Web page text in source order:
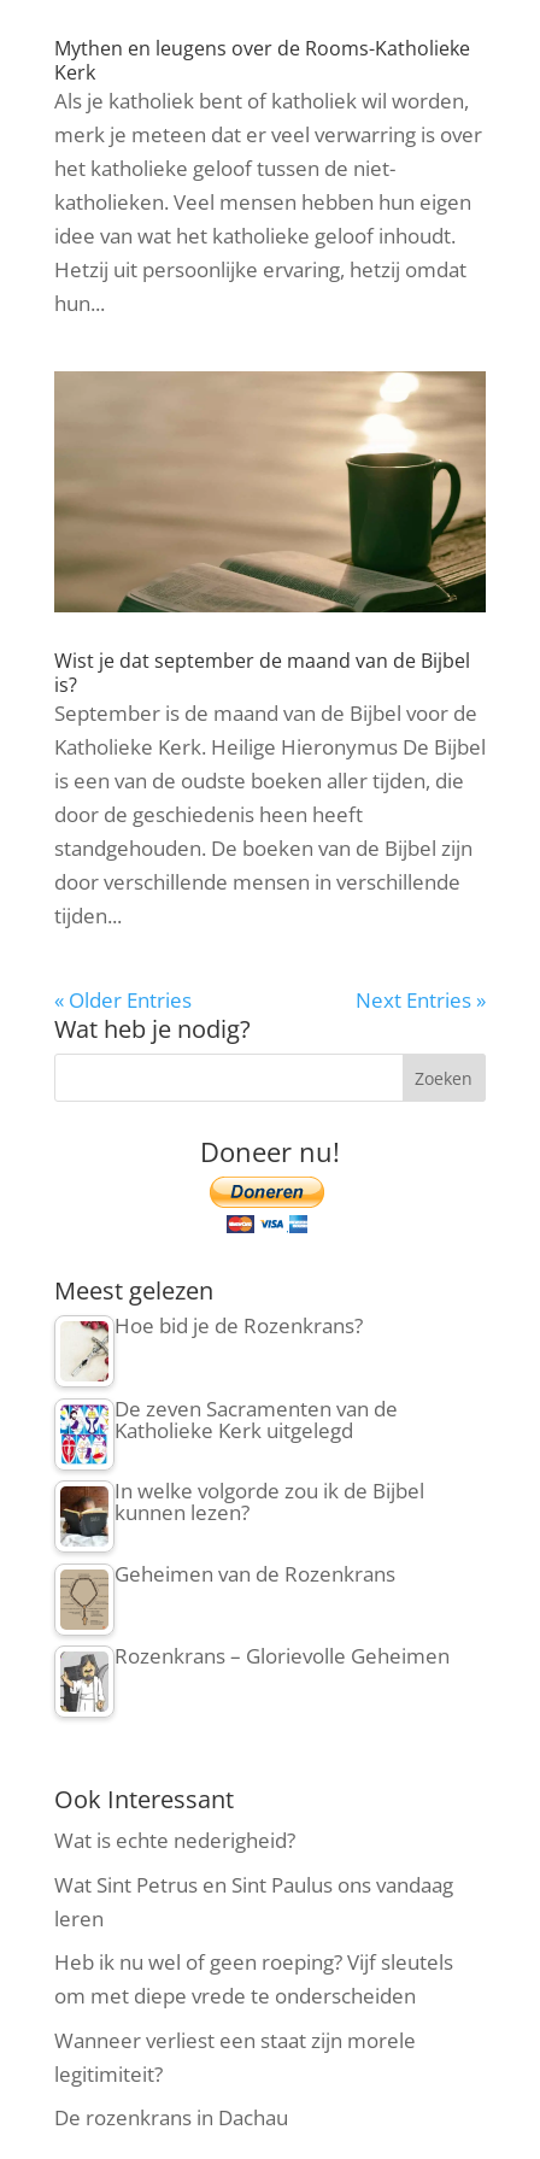
Mythen en leugens over de Rooms-Katholieke
Kerk
Als je katholiek bent of katholiek wil worden,
merk je meteen dat er veel verwarring is over
het katholieke geloof tussen de niet-
katholieken. Veel mensen hebben hun eigen
idee van wat het katholieke geloof inhoudt.
Hetzij uit persoonlijke ervaring, hetzij omdat
hun...
Wist je dat september de maand van de Bijbel
is?
September is de maand van de Bijbel voor de
Katholieke Kerk. Heilige Hieronymus De Bijbel
is een van de oudste boeken aller tijden, die
door de geschiedenis heen heeft
standgehouden. De boeken van de Bijbel zijn
door verschillende mensen in verschillende
tijden...
« Older Entries Next Entries »
Wat heb je nodig?
Doneer nu!
Meest gelezen
Hoe bid je de Rozenkrans?
De zeven Sacramenten van de
Katholieke Kerk uitgelegd
In welke volgorde zou ik de Bijbel
kunnen lezen?
Geheimen van de Rozenkrans
Rozenkrans – Glorievolle Geheimen
Ook Interessant
Wat is echte nederigheid?
Wat Sint Petrus en Sint Paulus ons vandaag
leren
Heb ik nu wel of geen roeping? Vijf sleutels
om met diepe vrede te onderscheiden
Wanneer verliest een staat zijn morele
legitimiteit?
De rozenkrans in Dachau